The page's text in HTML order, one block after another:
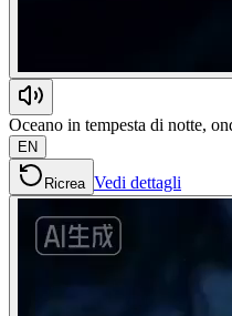
Oceano in tempesta di notte,
EN
Ricrea Vedi dettagli